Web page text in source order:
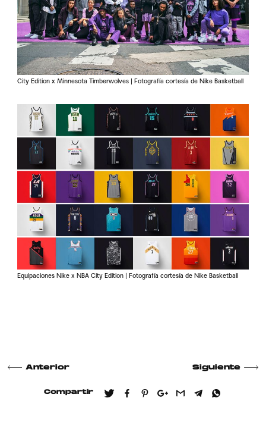
City Edition x Minnesota Timberwolves | Fotografía cortesía de Nike Basketball
Equipaciones Nike x NBA City Edition | Fotografía cortesía de Nike Basketball
Anterior Siguiente
Compartir